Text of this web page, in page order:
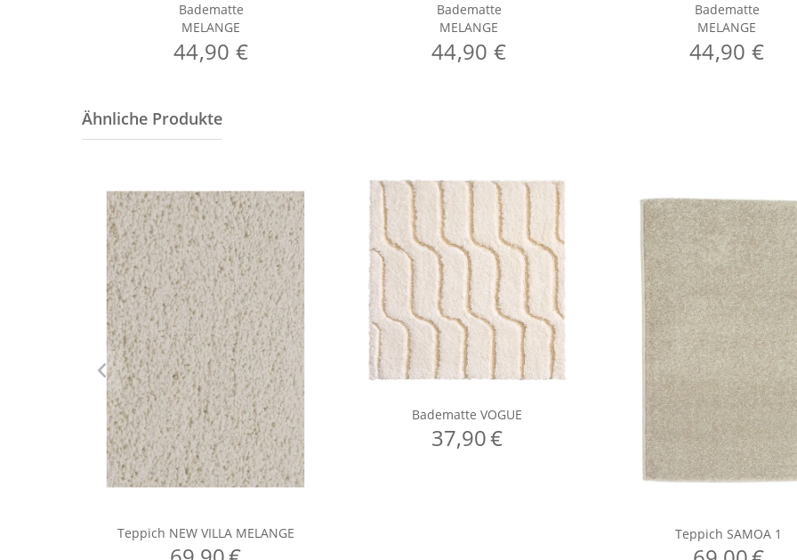
Badematte
MELANGE
44,90 €
Badematte
MELANGE
44,90 €
Badematte
MELANGE
44,90 €